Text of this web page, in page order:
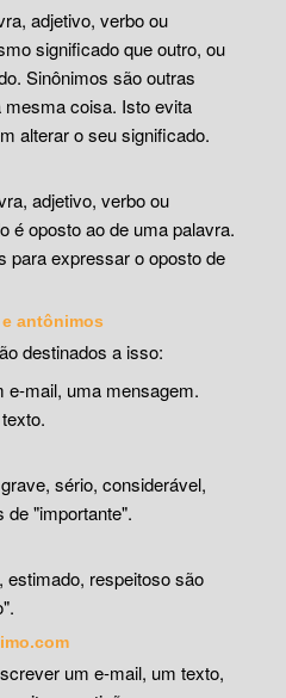
adjetivo, verbo ou
significado que outro, ou
Sinônimos são outras
coisa. Isto evita
alterar o seu significado.
adjetivo, verbo ou
é oposto ao de uma palavra.
para expressar o oposto de
antônimos
destinados a isso:
e-mail, uma mensagem.
sério, considerável,
de "importante".
respeitoso são
um e-mail, um texto,